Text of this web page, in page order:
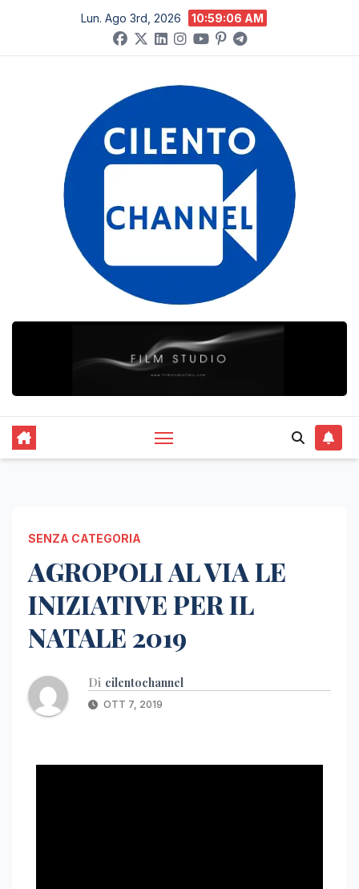
contenuto
Lun. Ago 3rd, 2026 10:59:07 AM
SENZA CATEGORIA
AGROPOLI AL VIA LE
INIZIATIVE PER IL
NATALE 2019
Di cilentochannel
OTT 7, 2019